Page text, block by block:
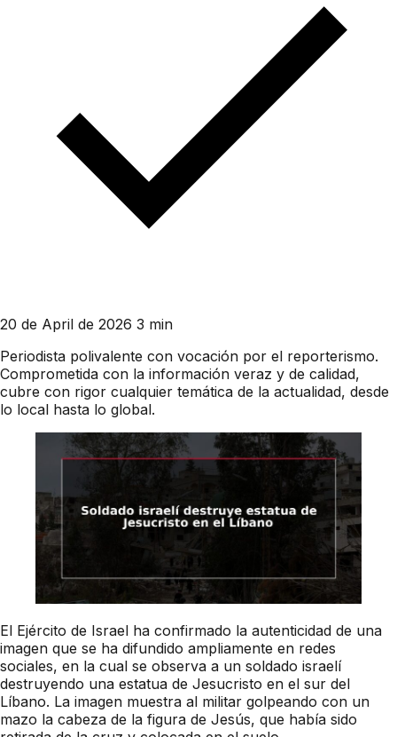
20 de April de 2026 3 min
Periodista polivalente con vocación por el reporterismo.
Comprometida con la información veraz y de calidad,
cubre con rigor cualquier temática de la actualidad, desde
lo local hasta lo global.
El Ejército de Israel ha confirmado la autenticidad de una
imagen que se ha difundido ampliamente en redes
sociales, en la cual se observa a un soldado israelí
destruyendo una estatua de Jesucristo en el sur del
Líbano. La imagen muestra al militar golpeando con un
mazo la cabeza de la figura de Jesús, que había sido